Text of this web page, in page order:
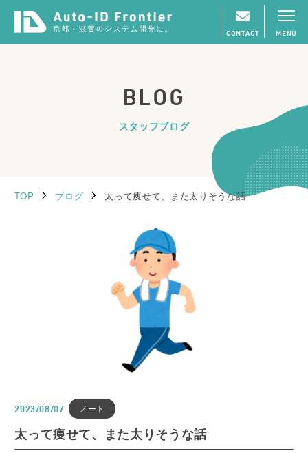
CONTACT MENU
BLOG
スタッフブログ
TOP ブログ 太って痩せて、また太りそうな話
2023/08/07 ノート
太って痩せて、また太りそうな話